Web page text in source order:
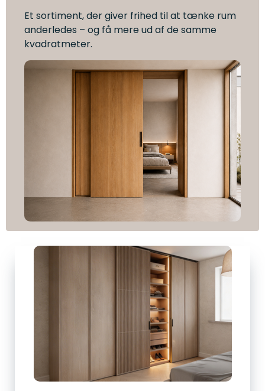
Et sortiment, der giver frihed til at tænke rum
anderledes – og få mere ud af de samme
kvadratmeter.